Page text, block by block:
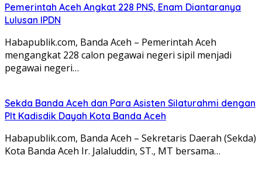
Pemerintah Aceh Angkat 228 PNS, Enam Diantaranya
Lulusan IPDN
Habapublik.com, Banda Aceh – Pemerintah Aceh
mengangkat 228 calon pegawai negeri sipil menjadi
pegawai negeri…
Sekda Banda Aceh dan Para Asisten Silaturahmi dengan
Plt Kadisdik Dayah Kota Banda Aceh
Habapublik.com, Banda Aceh – Sekretaris Daerah (Sekda)
Kota Banda Aceh Ir. Jalaluddin, ST., MT bersama…